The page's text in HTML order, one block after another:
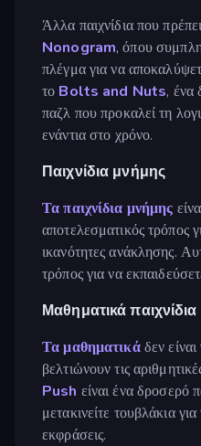
Άλλα παιχνίδια που
Nonogram, όπου
πλέγμα για να
το Bolts and Nuts, ένα
παζλ που προκαλεί τη
ενάντια στο χρόνο.
Παιχνίδια μνήμης
Τα παιχνίδια μνήμης
αποτελεσματικός τρόπος
ικανότητες ανάκλησης.
τρόπος για να
Μαθηματικά παιχνίδια
Τα μαθηματικάδεν
βελτιώνουν τις
Push είναι ένα δροσερό
μετακινείτε τουβλάκια
εκφράσεις.